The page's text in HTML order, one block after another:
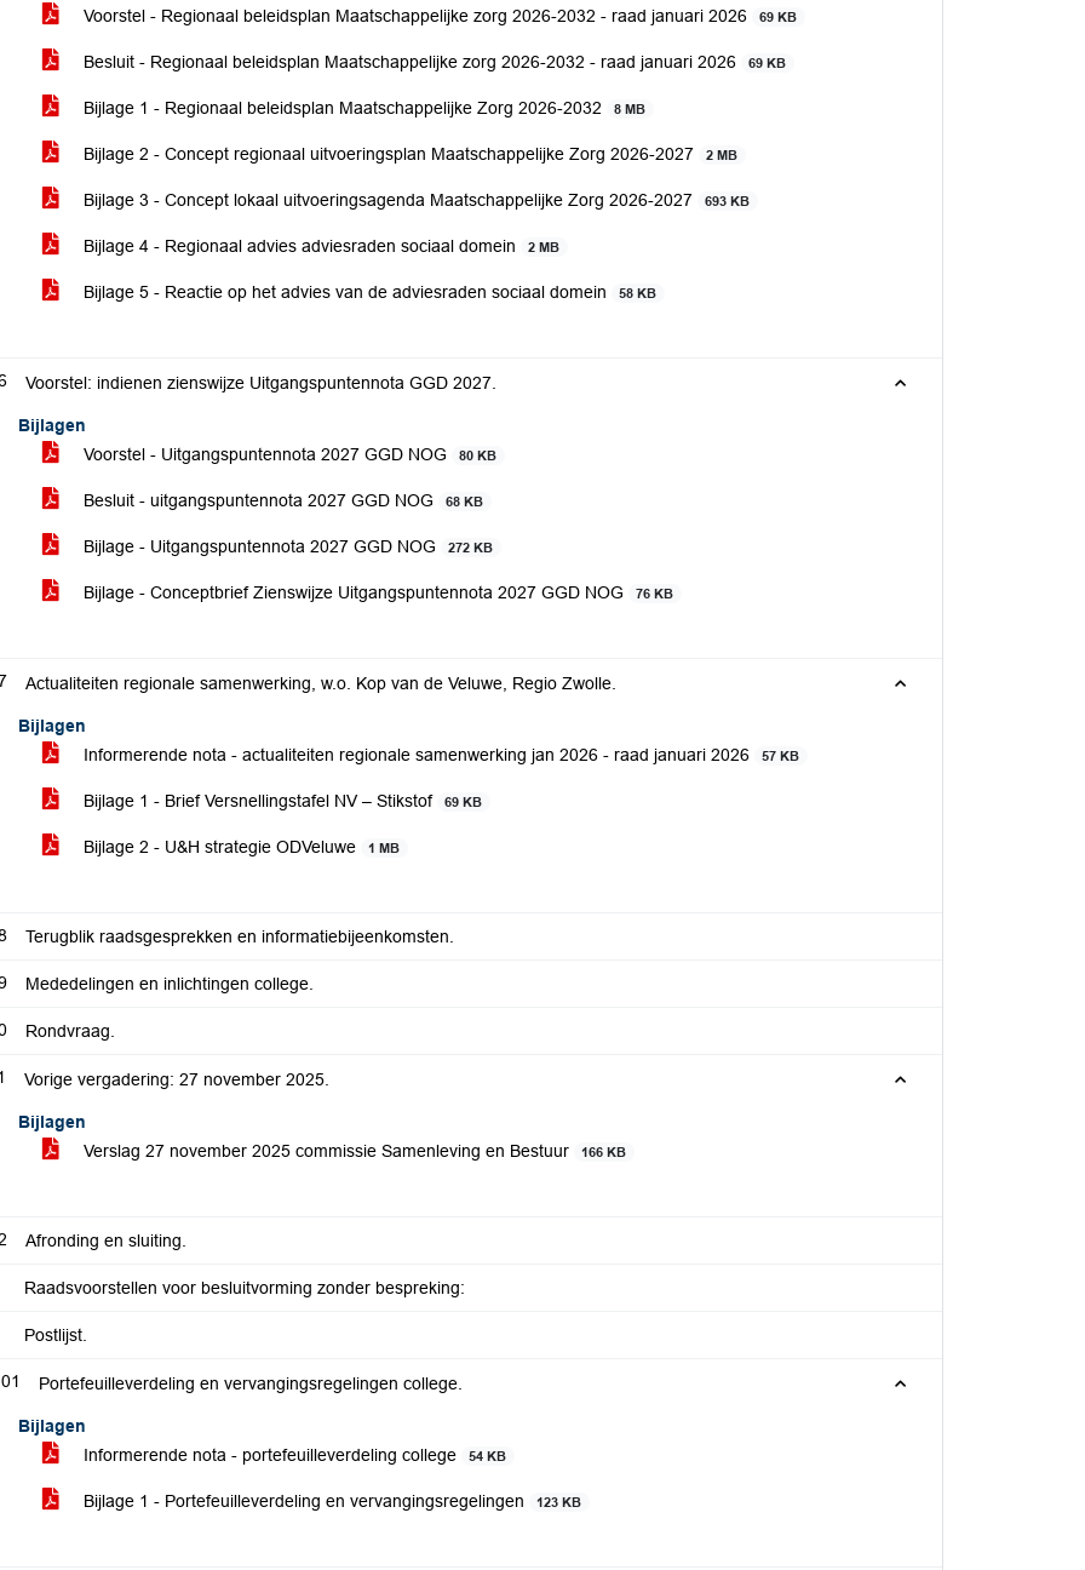
Voorstel - Regionaal beleidsplan Maatschappelijke zorg 2026-2032 - raad januari 2026
69 KB
Besluit - Regionaal beleidsplan Maatschappelijke zorg 2026-2032 - raad januari 2026 69 KB
Bijlage 1 - Regionaal beleidsplan Maatschappelijke Zorg 2026-2032 8 MB
Bijlage 2 - Concept regionaal uitvoeringsplan Maatschappelijke Zorg 2026-2027 2 MB
Bijlage 3 - Concept lokaal uitvoeringsagenda Maatschappelijke Zorg 2026-2027 693 KB
Bijlage 4 - Regionaal advies adviesraden sociaal domein 2 MB
Bijlage 5 - Reactie op het advies van de adviesraden sociaal domein 58 KB
Voorstel: indienen zienswijze Uitgangspuntennota GGD 2027.
Bijlagen
Voorstel - Uitgangspuntennota 2027 GGD NOG
80 KB
Besluit - uitgangspuntennota 2027 GGD NOG 68 KB
Bijlage - Uitgangspuntennota 2027 GGD NOG 272 KB
Bijlage - Conceptbrief Zienswijze Uitgangspuntennota 2027 GGD NOG 76 KB
Actualiteiten regionale samenwerking, w.o. Kop van de Veluwe, Regio Zwolle.
Bijlagen
Informerende nota - actualiteiten regionale samenwerking jan 2026 - raad januari 2026
57 KB
Bijlage 1 - Brief Versnellingstafel NV – Stikstof 69 KB
Bijlage 2 - U&H strategie ODVeluwe 1 MB
Terugblik raadsgesprekken en informatiebijeenkomsten.
Mededelingen en inlichtingen college.
Rondvraag.
Vorige vergadering: 27 november 2025.
Bijlagen
Verslag 27 november 2025 commissie Samenleving en Bestuur
166 KB
Afronding en sluiting.
Raadsvoorstellen voor besluitvorming zonder bespreking:
Postlijst.
Portefeuilleverdeling en vervangingsregelingen college.
Bijlagen
Informerende nota - portefeuilleverdeling college
54 KB
Bijlage 1 - Portefeuilleverdeling en vervangingsregelingen 123 KB